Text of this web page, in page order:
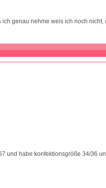
genau nehme weis ich noch nicht,
und habe konfektionsgröße 34/36